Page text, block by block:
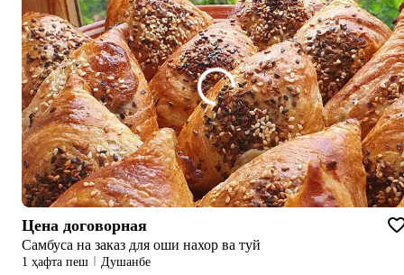
Цена договорная
Самбуса на заказ для оши нахор ва туй
1 ҳафта пеш Душанбе